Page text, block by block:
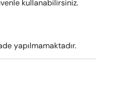
kullanabilirsiniz.
yapılmamaktadır.